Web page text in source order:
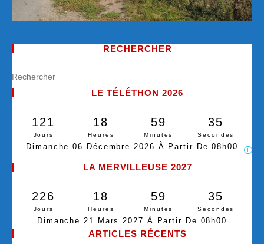
RECHERCHER
LE TÉLÉTHON 2026
121
Jours
18
Heures
59
Minutes
35
Secondes
Dimanche 06 Décembre 2026 À Partir De 08h00
LA MERVILLEUSE 2027
226
Jours
18
Heures
59
Minutes
35
Secondes
Dimanche 21 Mars 2027 À Partir De 08h00
ARTICLES RÉCENTS